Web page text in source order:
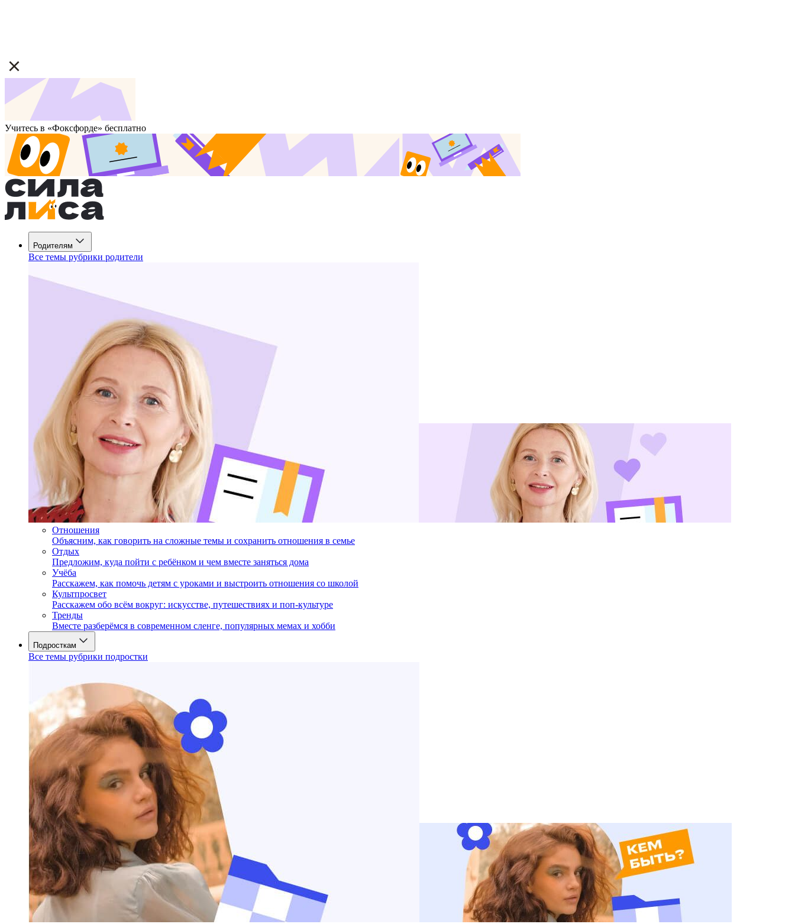
Учитесь в «Фоксфорде» бесплатно
Родителям
Все темы рубрики родители
Отношения
Объясним, как говорить на сложные темы и сохранить отношения в семье
Отдых
Предложим, куда пойти с ребёнком и чем вместе заняться дома
Учёба
Расскажем, как помочь детям с уроками и выстроить отношения со школой
Культпросвет
Расскажем обо всём вокруг: искусстве, путешествиях и поп-культуре
Тренды
Вместе разберёмся в современном сленге, популярных мемах и хобби
Подросткам
Все темы рубрики подростки